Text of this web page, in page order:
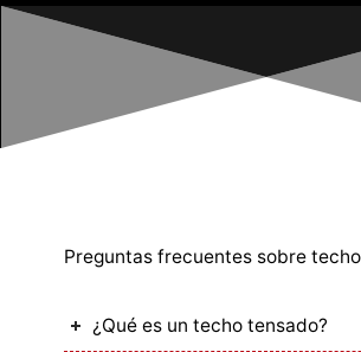
Preguntas frecuentes sobre
¿Qué es un techo tensado?